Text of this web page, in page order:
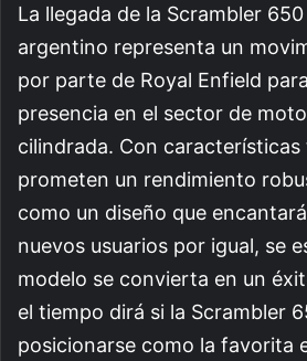
La llegada de la Scrambler
argentino representa un
por parte de Royal Enfield
presencia en el sector de
cilindrada. Con características
prometen un rendimiento
como un diseño que
nuevos usuarios por igual, se
modelo se convierta en un
el tiempo dirá si la Scrambler
posicionarse como la favorita